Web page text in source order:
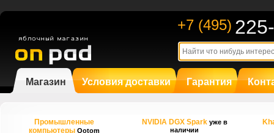
+7 (495)
Магазин Условия доставки Гарантия
Промышленные
компьютерыQotom
NVIDIA DGX Spark уже в
наличии